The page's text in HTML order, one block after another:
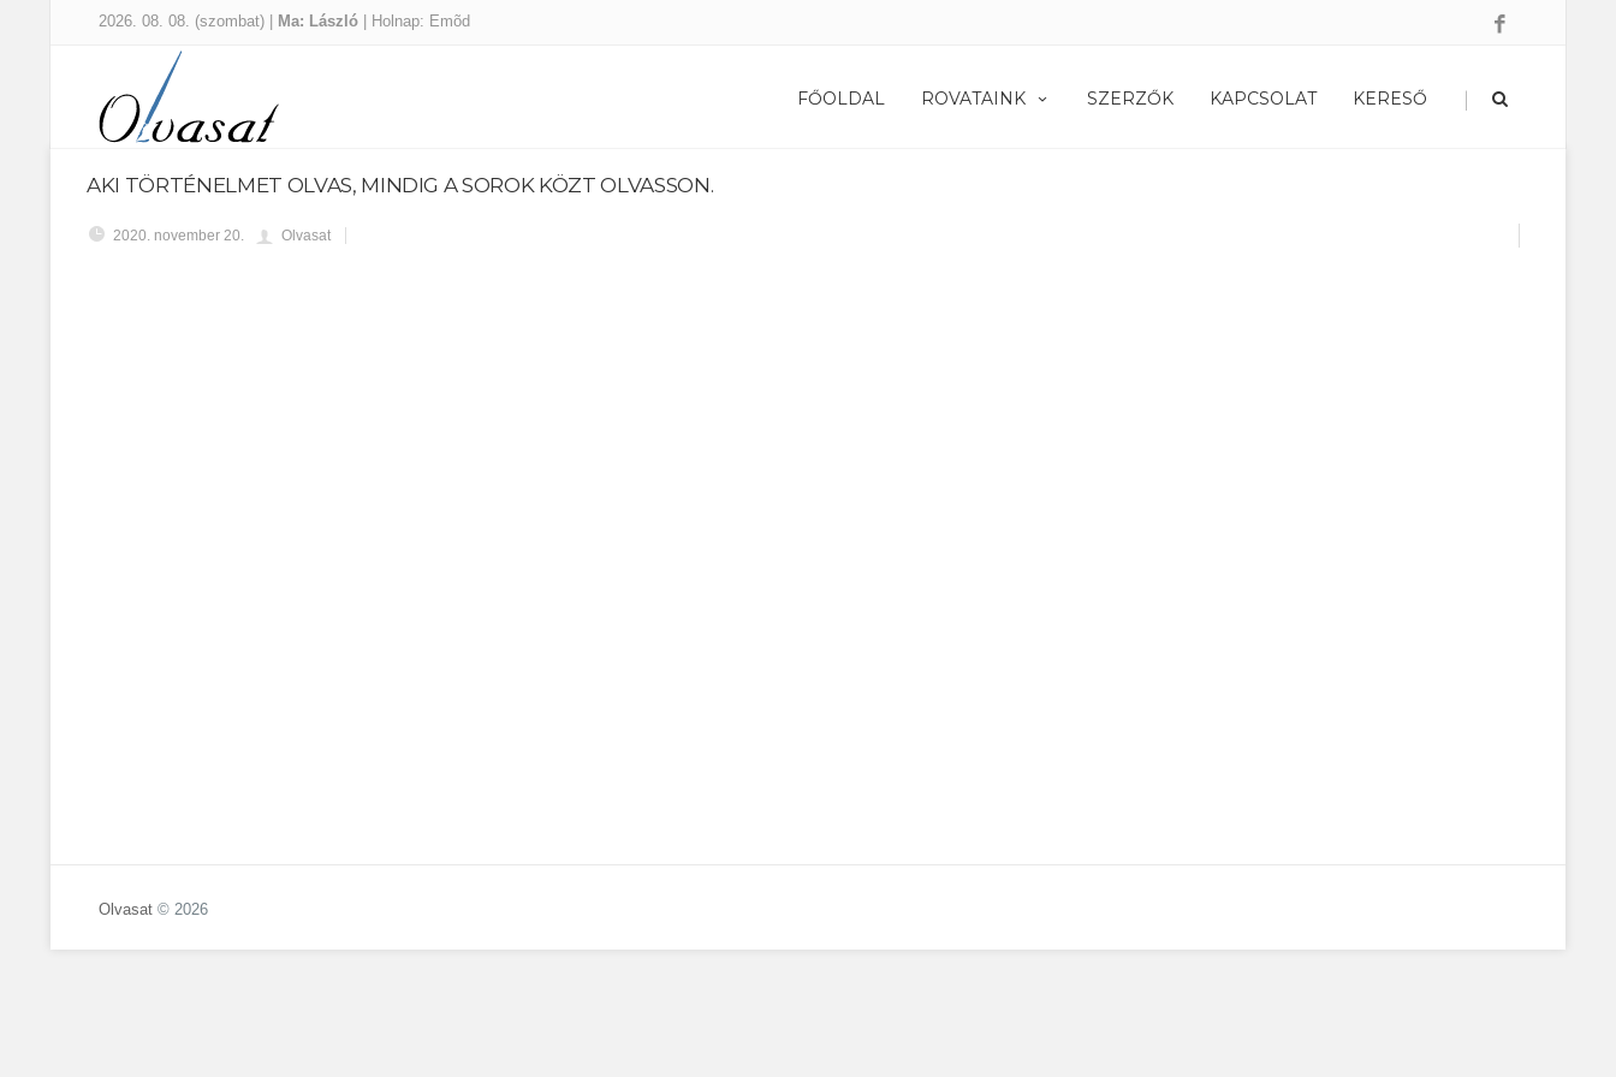
2026. 08. 08. (szombat) | Ma: László | Holnap: Emõd
FŐOLDAL ROVATAINK SZERZŐK KAPCSOLAT KERESŐ |
AKI TÖRTÉNELMET OLVAS, MINDIG A SOROK KÖZT OLVASSON.
2020. november 20. Olvasat
Olvasat © 2026